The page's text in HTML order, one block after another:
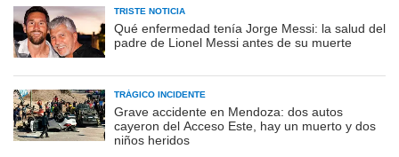
TRISTE NOTICIA
Qué enfermedad tenía Jorge Messi: la salud del
padre de Lionel Messi antes de su muerte
TRÁGICO INCIDENTE
Grave accidente en Mendoza: dos autos
cayeron del Acceso Este, hay un muerto y dos
niños heridos